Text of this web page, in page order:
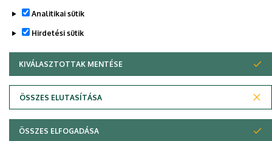
Szerzői jog © 2026 Unideb
Analitikai sütik
Hirdetési sütik
KIVÁLASZTOTTAK MENTÉSE
ÖSSZES ELUTASÍTÁSA
WITHDRAW CONSENT
ÖSSZES ELFOGADÁSA